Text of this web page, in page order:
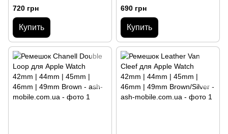
Gold/Black
720 грн
Купить
Brown
690 грн
Купить